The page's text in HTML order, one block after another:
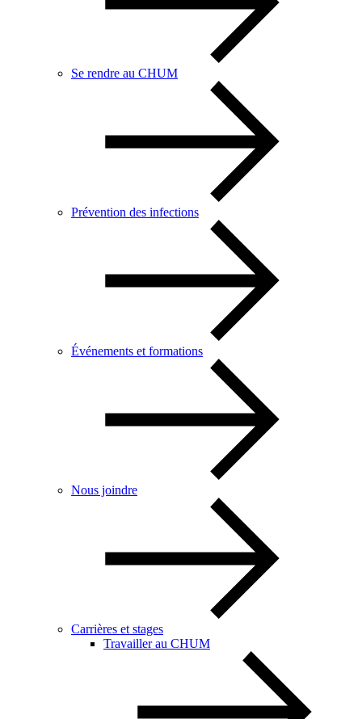
Se rendre au CHUM
Prévention des infections
Événements et formations
Nous joindre
Carrières et stages
Travailler au CHUM